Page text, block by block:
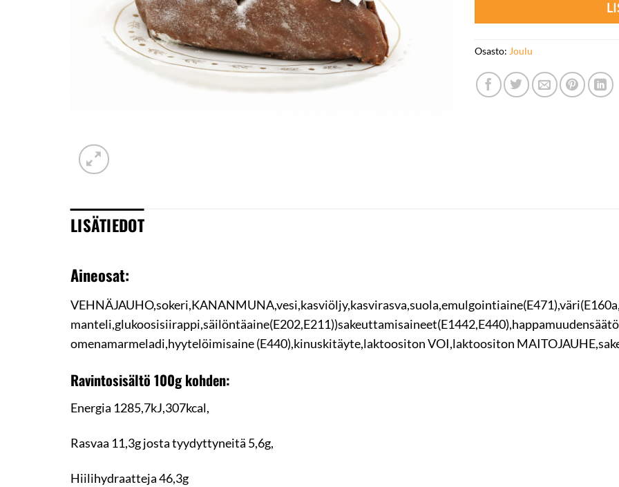
Osasto: Joulu
LISÄTIEDOT
Aineosat:
omenamarmeladi,hyytelöimisaine (E440),kinuskitäyte,laktoositon VOI,laktoositon
Ravintosisältö 100g kohden:
Energia 1285,7kJ,307kcal,
Rasvaa 11,3g josta tyydyttyneitä 5,6g,
Hiilihydraatteja 46,3g